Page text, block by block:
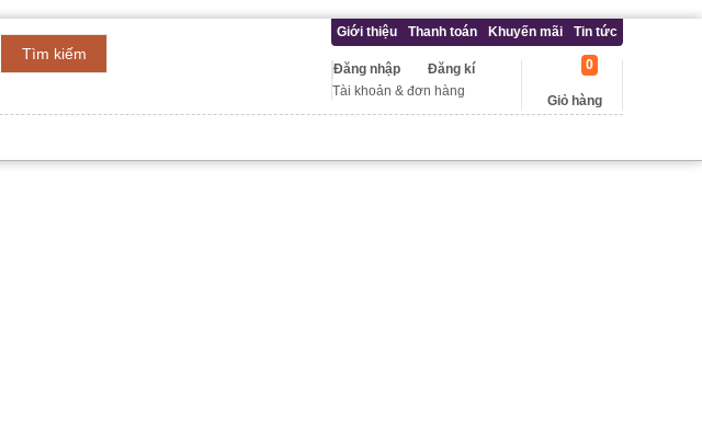
Tìm kiếm
Giới thiệu Thanh toán Khuyến mãi Tin tức
Đăng kí
Đăng nhập
Tài khoản & đơn hàng
Giỏ hàng
0